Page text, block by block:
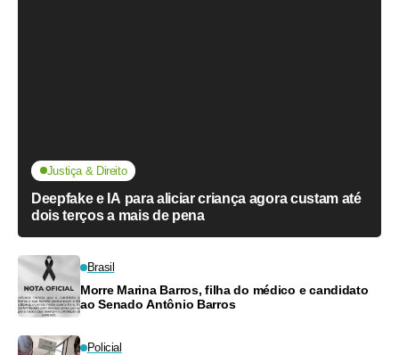
Justiça & Direito
Deepfake e IA para aliciar criança agora custam até
dois terços a mais de pena
Brasil
Morre Marina Barros, filha do médico e candidato
ao Senado Antônio Barros
Policial